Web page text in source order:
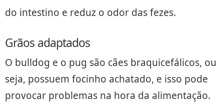
do intestino e reduz o odor das fezes.
Grãos adaptados
O bulldog e o pug são cães braquicefálicos, ou
seja, possuem focinho achatado, e isso pode
provocar problemas na hora da alimentação.